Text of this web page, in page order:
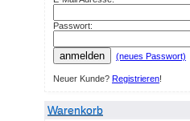
Passwort:
anmelden (neues Passwort)
Neuer Kunde? Registrieren!
Warenkorb